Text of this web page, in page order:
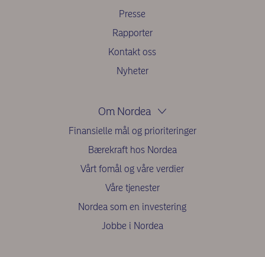
Presse
Rapporter
Kontakt oss
Nyheter
Om Nordea
Finansielle mål og prioriteringer
Bærekraft hos Nordea
Vårt fomål og våre verdier
Våre tjenester
Nordea som en investering
Jobbe i Nordea